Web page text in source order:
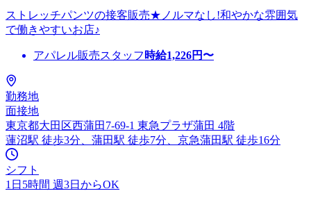
ストレッチパンツの接客販売★ノルマなし!和やかな雰囲気
で働きやすいお店♪
アパレル販売スタッフ 時給1,226円〜
勤務地
面接地
東京都大田区西蒲田7-69-1 東急プラザ蒲田 4階
蓮沼駅 徒歩3分、蒲田駅 徒歩7分、京急蒲田駅 徒歩16分
シフト
1日5時間 週3日からOK